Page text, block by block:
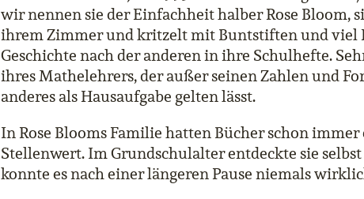
wir nennen sie der Einfachheit halber Rose Bloom,
ihrem Zimmer und kritzelt mit Buntstiften und viel
Geschichte nach der anderen in ihre Schulhefte.
ihres Mathelehrers, der außer seinen Zahlen und
anderes als Hausaufgabe gelten lässt.
In Rose Blooms Familie hatten Bücher schon
Stellenwert. Im Grundschulalter entdeckte sie
konnte es nach einer längeren Pause niemals